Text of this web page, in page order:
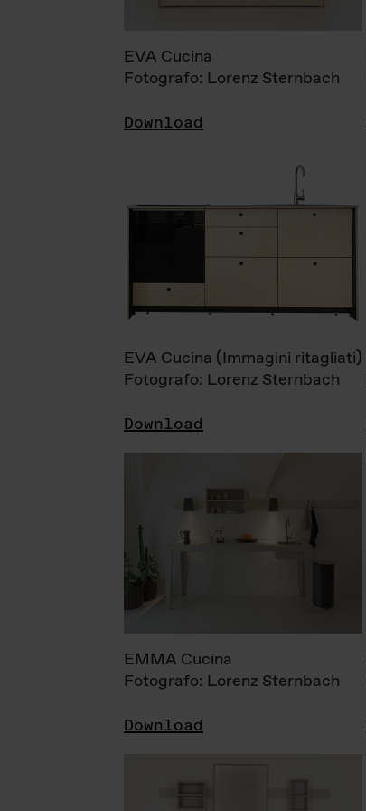
EVA Cucina
Fotografo: Lorenz Sternbach
Download
EVA Cucina (Immagini ritagliati)
Fotografo: Lorenz Sternbach
Download
EMMA Cucina
Fotografo: Lorenz Sternbach
Download